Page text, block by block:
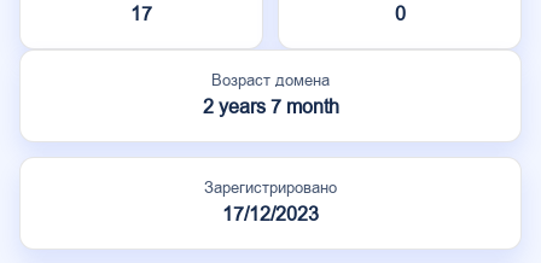
17 0
Возраст домена
2 years 7 month
Зарегистрировано
17/12/2023